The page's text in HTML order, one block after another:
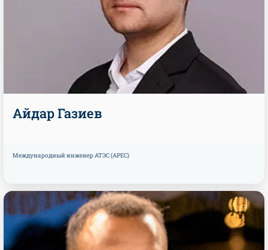
Айдар Газиев
Международный инженер АТЭС (APEC)